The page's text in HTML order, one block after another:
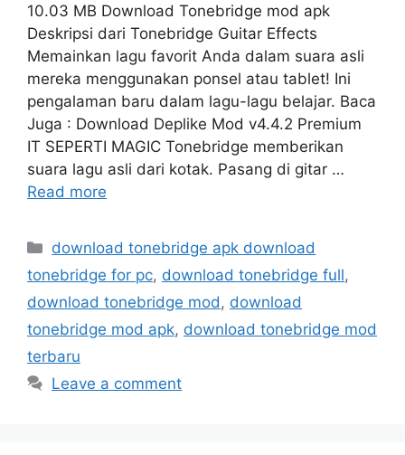
10.03 MB Download Tonebridge mod apk
Deskripsi dari Tonebridge Guitar Effects
Memainkan lagu favorit Anda dalam suara asli
mereka menggunakan ponsel atau tablet! Ini
pengalaman baru dalam lagu-lagu belajar. Baca
Juga : Download Deplike Mod v4.4.2 Premium
IT SEPERTI MAGIC Tonebridge memberikan
suara lagu asli dari kotak. Pasang di gitar …
Read more
Categories
download tonebridge apk download
tonebridge for pc, download tonebridge full,
download tonebridge mod , download
tonebridge mod apk, download tonebridge mod
terbaru
Leave a comment